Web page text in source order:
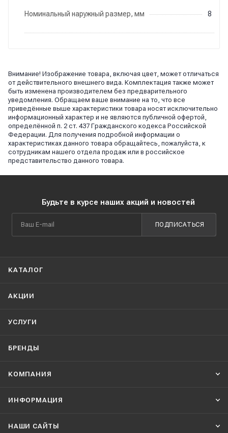
Номинальный наружный размер, мм 8
Внимание! Изображение товара, включая цвет, может отличаться
от действительного внешнего вида. Комплектация также может
быть изменена производителем без предварительного
уведомления. Обращаем ваше внимание на то, что все
приведённые выше характеристики товара носят исключительно
информационный характер и не являются публичной офертой,
определённой п. 2 ст. 437 Гражданского кодекса Российской
Федерации. Для получения подробной информации о
характеристиках данного товара обращайтесь, пожалуйста, к
сотрудникам нашего отдела продаж или в российское
представительство данного товара.
Будьте в курсе наших акций и новостей
ПОДПИСАТЬСЯ
КАТАЛОГ
АКЦИИ
УСЛУГИ
БРЕНДЫ
КОМПАНИЯ
ИНФОРМАЦИЯ
НАШИ CАЙТЫ